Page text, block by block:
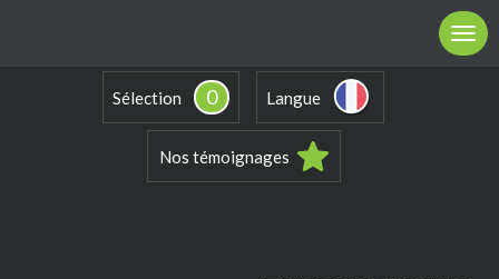
Sélection 0 Langue
Nos témoignages